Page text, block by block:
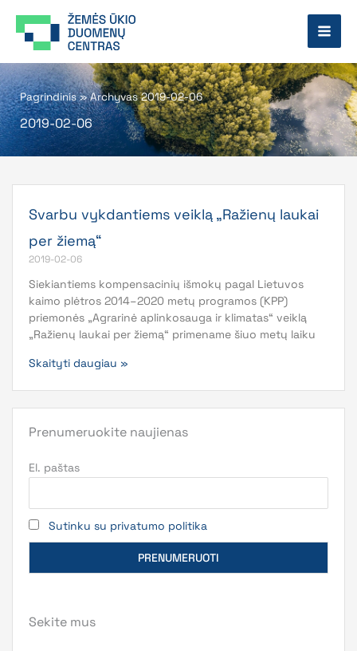
prie
Pagrindinis»Archyvas 2019-02-06
2019-02-06
Svarbu vykdantiems veiklą „Ražienų laukai
per žiemą“
2019-02-06
Siekiantiems kompensacinių išmokų pagal Lietuvos
kaimo plėtros 2014–2020 metų programos (KPP)
priemonės „Agrarinė aplinkosauga ir klimatas“ veiklą
„Ražienų laukai per žiemą“ primename šiuo metų laiku
Skaityti daugiau »
Prenumeruokite naujienas
El. paštas
Sutinku su privatumo politika
Sekite mus